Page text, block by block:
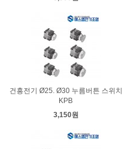
건흥전기 Ø25. Ø30 누름버튼 스위치
KPB
3,150원